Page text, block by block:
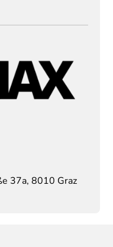
37a,8010 Graz